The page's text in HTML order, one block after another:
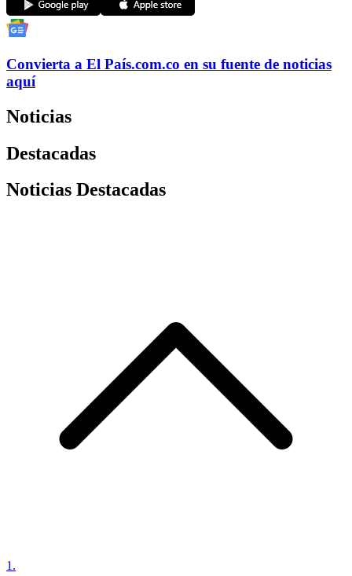
Convierta a El País.com.co en su fuente de noticias
aquí
Noticias
Destacadas
Noticias Destacadas
1 .